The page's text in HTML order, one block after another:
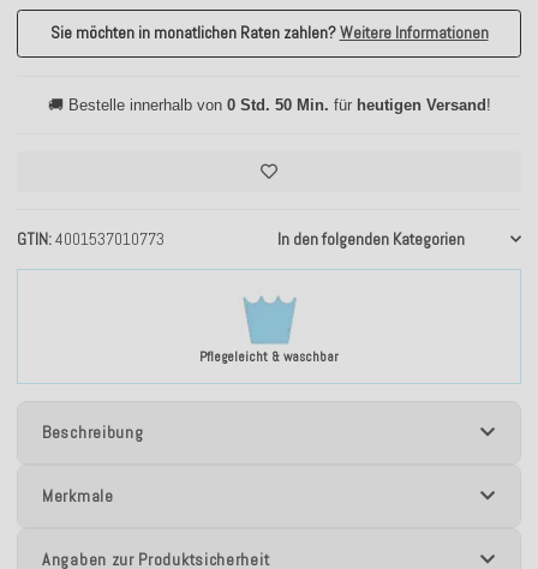
Pflegeleicht & waschbar
GTIN 4001537010773 In den folgenden Kategorien
Sie möchten in monatlichen Raten zahlen?Weitere Informationen
🚚 Bestelle innerhalb von 0 Std. 50 Min. für heutigen Versand !
Beschreibung
Merkmale
Angaben zur Produktsicherheit